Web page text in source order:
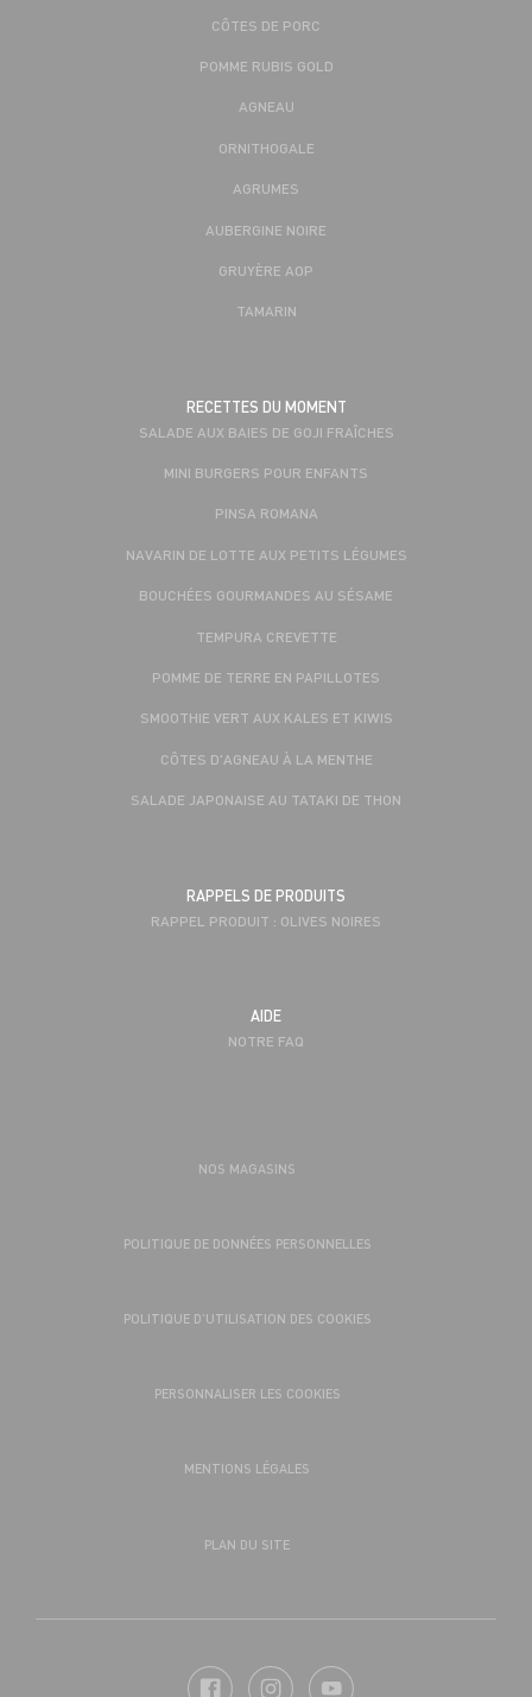
CÔTES DE PORC
POMME RUBIS GOLD
AGNEAU
ORNITHOGALE
AGRUMES
AUBERGINE NOIRE
GRUYÈRE AOP
TAMARIN
RECETTES DU MOMENT
SALADE AUX BAIES DE GOJI FRAÎCHES
MINI BURGERS POUR ENFANTS
PINSA ROMANA
NAVARIN DE LOTTE AUX PETITS LÉGUMES
BOUCHÉES GOURMANDES AU SÉSAME
TEMPURA CREVETTE
POMME DE TERRE EN PAPILLOTES
SMOOTHIE VERT AUX KALES ET KIWIS
CÔTES D'AGNEAU À LA MENTHE
SALADE JAPONAISE AU TATAKI DE THON
RAPPELS DE PRODUITS
RAPPEL PRODUIT : OLIVES NOIRES
AIDE
NOTRE FAQ
NOS MAGASINS
POLITIQUE DE DONNÉES PERSONNELLES
POLITIQUE D’UTILISATION DES COOKIES
PERSONNALISER LES COOKIES
MENTIONS LÉGALES
PLAN DU SITE